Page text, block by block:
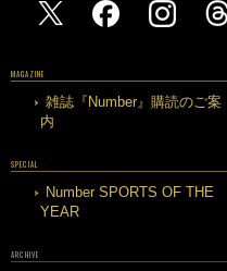
MAGAZINE
雑誌『Number』購読のご案
内
SPECIAL
Number SPORTS OF THE
YEAR
ARCHIVE